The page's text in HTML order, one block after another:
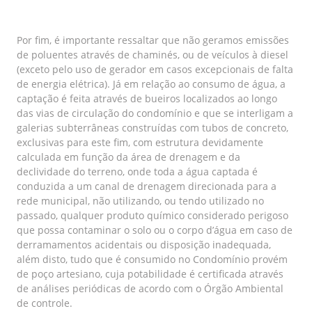
Por fim, é importante ressaltar que não geramos emissões
de poluentes através de chaminés, ou de veículos à diesel
(exceto pelo uso de gerador em casos excepcionais de falta
de energia elétrica). Já em relação ao consumo de água, a
captação é feita através de bueiros localizados ao longo
das vias de circulação do condomínio e que se interligam a
galerias subterrâneas construídas com tubos de concreto,
exclusivas para este fim, com estrutura devidamente
calculada em função da área de drenagem e da
declividade do terreno, onde toda a água captada é
conduzida a um canal de drenagem direcionada para a
rede municipal, não utilizando, ou tendo utilizado no
passado, qualquer produto químico considerado perigoso
que possa contaminar o solo ou o corpo d’água em caso de
derramamentos acidentais ou disposição inadequada,
além disto, tudo que é consumido no Condomínio provém
de poço artesiano, cuja potabilidade é certificada através
de análises periódicas de acordo com o Órgão Ambiental
de controle.